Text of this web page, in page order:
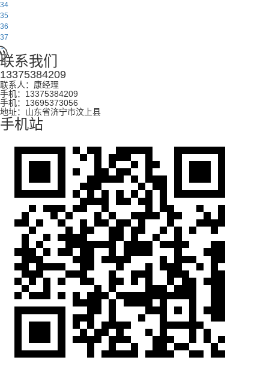
34
35
36
37
>
联系我们
13375384209
联系人：康经理
手机：13375384209
手机：13695373056
地址：山东省济宁市汶上县
手机站